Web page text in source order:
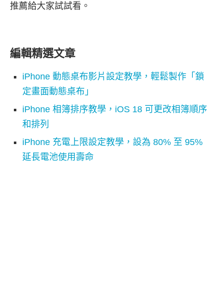
推薦給大家試試看。
編輯精選文章
iPhone 動態桌布影片設定教學，輕鬆製作「鎖
定畫面動態桌布」
iPhone 相簿排序教學，iOS 18 可更改相簿順序
和排列
iPhone 充電上限設定教學，設為 80% 至 95%
延長電池使用壽命